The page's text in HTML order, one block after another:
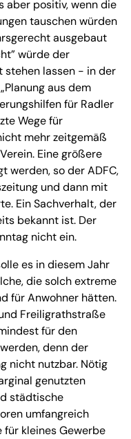
aber positiv, wenn die
tauschen würden
ausgebaut
würde der
stehen lassen - in der
aus dem
für Radler
Wege für
mehr zeitgemäß
Eine größere
werden, so der ADFC,
und dann mit
Ein Sachverhalt, der
bekannt ist. Der
nicht ein.
es in diesem Jahr
die solch extreme
für Anwohner hätten.
Freiligrathstraße
für den
denn der
nicht nutzbar. Nötig
genutzten
städtische
umfangreich
für kleines Gewerbe